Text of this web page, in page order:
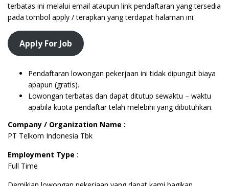
terbatas ini melalui email ataupun link pendaftaran yang tersedia
pada tombol apply / terapkan yang terdapat halaman ini.
Apply For Job
Pendaftaran lowongan pekerjaan ini tidak dipungut biaya
apapun (gratis).
Lowongan terbatas dan dapat ditutup sewaktu – waktu
apabila kuota pendaftar telah melebihi yang dibutuhkan.
Company / Organization Name :
PT Telkom Indonesia Tbk
Employment Type :
Full Time